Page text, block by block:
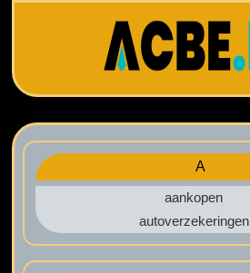
A
aankopen
autoverzekeringen